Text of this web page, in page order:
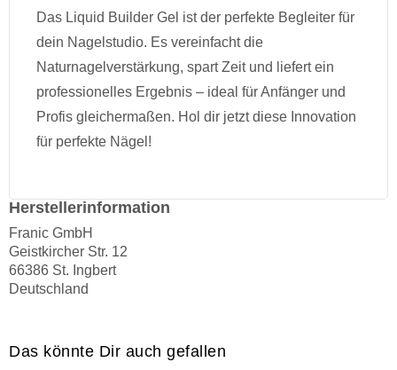
Das Liquid Builder Gel ist der perfekte Begleiter für
dein Nagelstudio. Es vereinfacht die
Naturnagelverstärkung, spart Zeit und liefert ein
professionelles Ergebnis – ideal für Anfänger und
Profis gleichermaßen. Hol dir jetzt diese Innovation
für perfekte Nägel!
Herstellerinformation
Franic GmbH
Geistkircher Str. 12
66386 St. Ingbert
Deutschland
Das könnte Dir auch gefallen